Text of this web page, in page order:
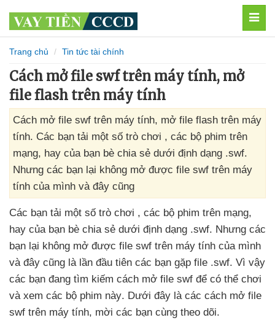
Trang chủ Tin tức tài chính
Cách mở file swf trên máy tính, mở
file flash trên máy tính
Cách mở file swf trên máy tính, mở file flash trên máy
tính. Các bạn tải một số trò chơi , các bộ phim trên
mạng, hay của bạn bè chia sẻ dưới định dạng .swf.
Nhưng các bạn lại không mở được file swf trên máy
tính của mình và đây cũng
Các bạn tải một số trò chơi , các bộ phim trên mạng,
hay của bạn bè chia sẻ dưới định dạng .swf. Nhưng các
bạn lại không mở được file swf trên máy tính của mình
và đây cũng là lần đầu tiên các bạn gặp file .swf. Vì vậy
các bạn đang tìm kiếm cách mở file swf để có thể chơi
và xem các bộ phim này. Dưới đây là các cách mở file
swf trên máy tính, mời các bạn cùng theo dõi.